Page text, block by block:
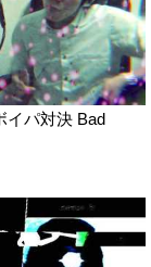
イパ対決 Bad